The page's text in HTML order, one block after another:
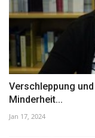
Verschleppung
Minderheit...
Jan 17, 2024